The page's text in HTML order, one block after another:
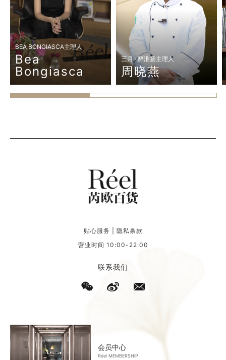
BEA BONGIASCA主理人
Bea
Bongiasca
后的传承与审
美
三月 · 醉淮扬主理人
周晓燕
贴心服务
隐私条款
营业时间 10:00-22:00
联系我们
会员中心
Réel MEMBERSHIP